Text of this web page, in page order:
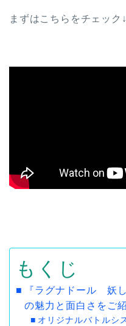
まずはこちらをチェック
もくじ
『ラグナドール 妖
の魅力と面白さをご
オリジナルバトルシ